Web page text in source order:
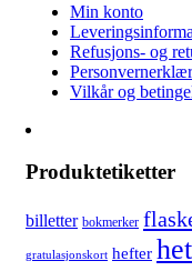
Min konto
Refusjons- og
Vilkår og
Produktetiketter
billetter bokmerker
gratulasjonskort hefter